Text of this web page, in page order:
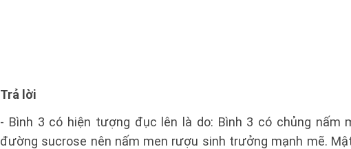
Trả lời
- Bình 3 có hiện tượng đục lên là do: Bình 3 có chủng nấm
đường sucrose nên nấm men rượu sinh trưởng mạnh mẽ.